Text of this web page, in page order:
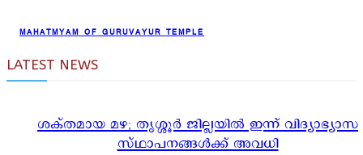
MAHATMYAM OF GURUVAYUR TEMPLE
LATEST NEWS
ശക്തമായ മഴ; തൃശ്ശൂർ ജില്ലയിൽ ഇന്ന് വിദ്യാഭ്യാസ
സ്ഥാപനങ്ങൾക്ക് അവധി